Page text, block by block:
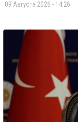
09 Августа 2026 - 14:26